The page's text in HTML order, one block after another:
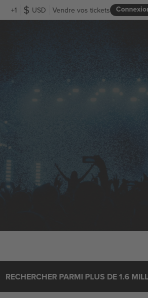
+1 USD Vendre vos tickets
RECHERCHER PARMI PLUS DE 1.6